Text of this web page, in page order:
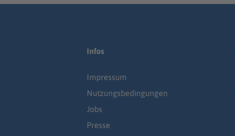
Infos
Impressum
Nutzungsbedingungen
Jobs
Presse